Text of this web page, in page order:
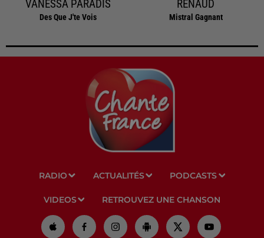
VANESSA PARADIS
Des Que J'te Vois
RENAUD
Mistral Gagnant
RADIO ACTUALITÉS PODCASTS
VIDEOS RETROUVEZ UNE CHANSON